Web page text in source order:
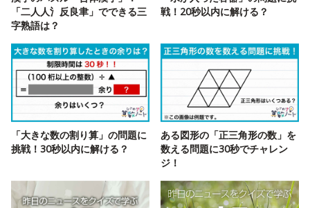
「二人人氵反良聿」でできる三
字熟語は？
戦！20秒以内に解ける？
「大きな数の割り算」の問題に
挑戦！30秒以内に解ける？
ある図形の「正三角形の数」を
数える問題に30秒でチャレン
ジ！